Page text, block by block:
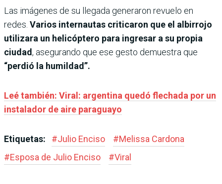
Las imágenes de su llegada generaron revuelo en
redes. Varios internautas criticaron que el albirrojo
utilizara un helicóptero para ingresar a su propia
ciudad, asegurando que ese gesto demuestra que
“perdió la humildad”.
Leé también: Viral: argentina quedó flechada por un
instalador de aire paraguayo
Etiquetas: #Julio Enciso #Melissa Cardona
#Esposa de Julio Enciso #Viral